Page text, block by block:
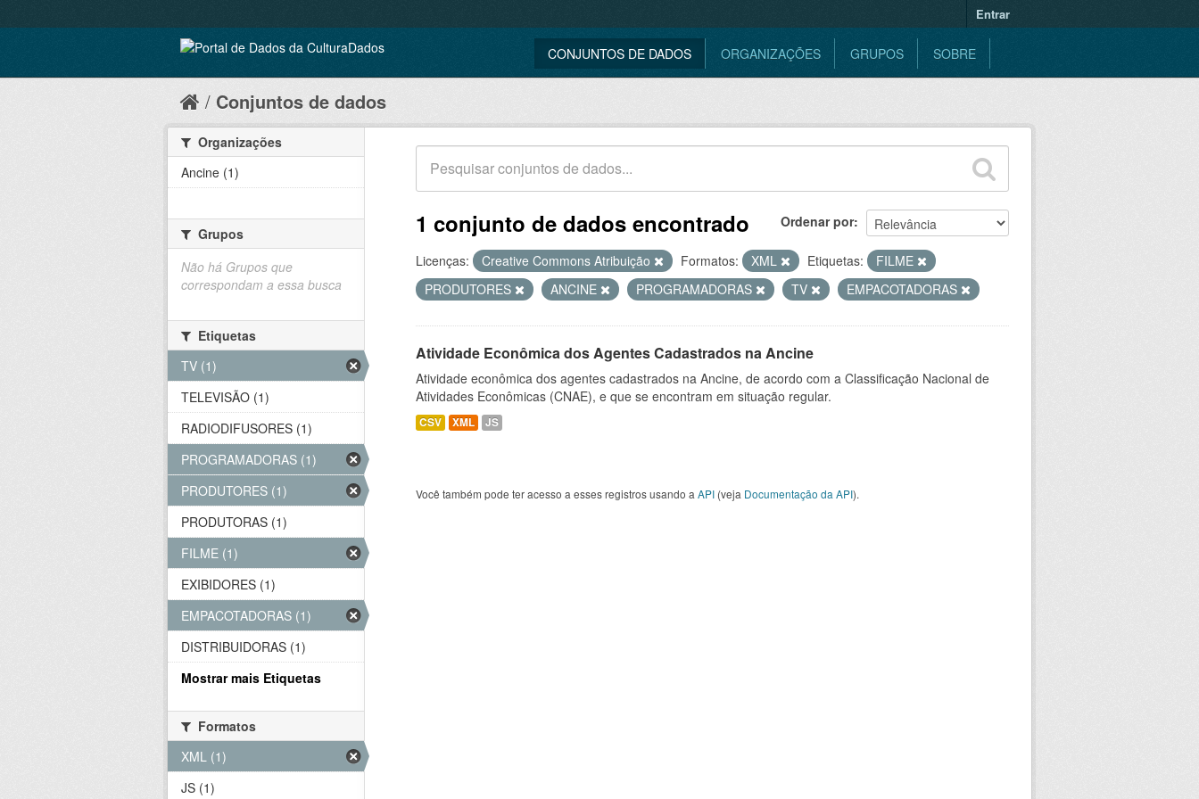
Entrar
CONJUNTOS DE DADOS ORGANIZAÇÕES GRUPOS SOBRE
Conjuntos de dados
Ordenar por
1 conjunto de dados encontrado
Licenças: Creative Commons Atribuição Formatos: XML Etiquetas:
FILME
PRODUTORES
ANCINE PROGRAMADORAS TV EMPACOTADORAS
Atividade Econômica dos Agentes Cadastrados na Ancine
Atividade econômica dos agentes cadastrados na Ancine, de acordo com a Classificação Nacional de
Atividades Econômicas (CNAE), e que se encontram em situação regular.
CSV XML JS
Você também pode ter acesso a esses registros usando a API (veja Documentação da API).
Organizações
Ancine (1)
Grupos
Não há Grupos que
correspondam a essa busca
Etiquetas
TV (1)
TELEVISÃO (1)
RADIODIFUSORES (1)
PROGRAMADORAS (1)
PRODUTORES (1)
PRODUTORAS (1)
FILME (1)
EXIBIDORES (1)
EMPACOTADORAS (1)
DISTRIBUIDORAS (1)
Mostrar mais Etiquetas
Formatos
XML (1)
JS (1)